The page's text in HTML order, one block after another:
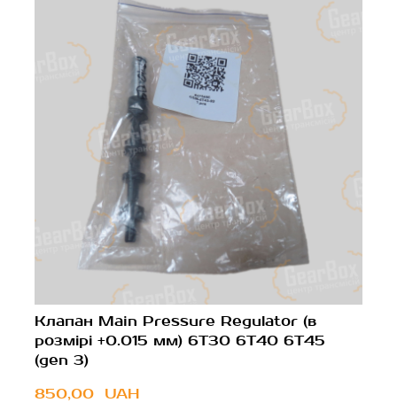
Клапан Main Pressure Regulator (в
розмірі +0.015 мм) 6T30 6T40 6T45
(gen 3)
850,00  UAH